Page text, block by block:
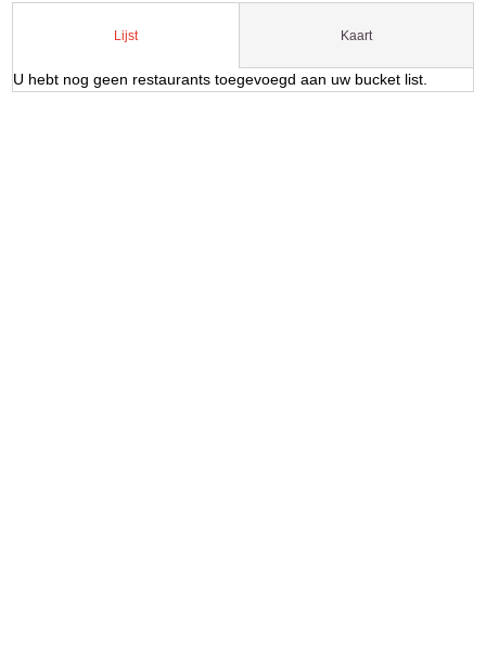
Lijst Kaart
U hebt nog geen restaurants toegevoegd aan uw bucket list.